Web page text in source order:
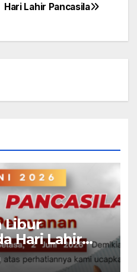
Hari Lahir Pancasila
Hari Lahir